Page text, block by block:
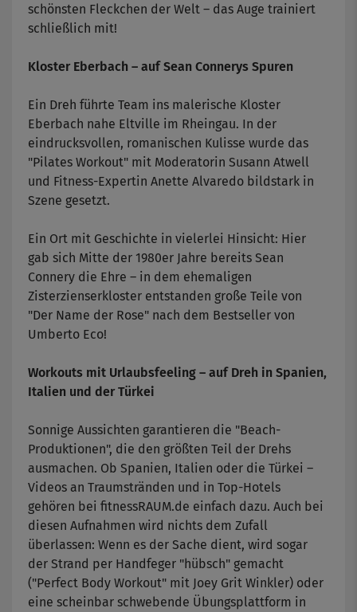
schönsten Fleckchen der Welt – das Auge trainiert
schließlich mit!
Kloster Eberbach – auf Sean Connerys Spuren
Ein Dreh führte Team ins malerische Kloster
Eberbach nahe Eltville im Rheingau. In der
eindrucksvollen, romanischen Kulisse wurde das
"Pilates Workout" mit Moderatorin Susann Atwell
und Fitness-Expertin Anette Alvaredo bildstark in
Szene gesetzt.
Ein Ort mit Geschichte in vielerlei Hinsicht: Hier
gab sich Mitte der 1980er Jahre bereits Sean
Connery die Ehre – in dem ehemaligen
Zisterzienserkloster entstanden große Teile von
"Der Name der Rose" nach dem Bestseller von
Umberto Eco!
Workouts mit Urlaubsfeeling – auf Dreh in Spanien,
Italien und der Türkei
Sonnige Aussichten garantieren die "Beach-
Produktionen", die den größten Teil der Drehs
ausmachen. Ob Spanien, Italien oder die Türkei –
Videos an Traumstränden und in Top-Hotels
gehören bei fitnessRAUM.de einfach dazu. Auch bei
diesen Aufnahmen wird nichts dem Zufall
überlassen: Wenn es der Sache dient, wird sogar
der Strand per Handfeger "hübsch" gemacht
("Perfect Body Workout" mit Joey Grit Winkler) oder
eine scheinbar schwebende Übungsplattform in